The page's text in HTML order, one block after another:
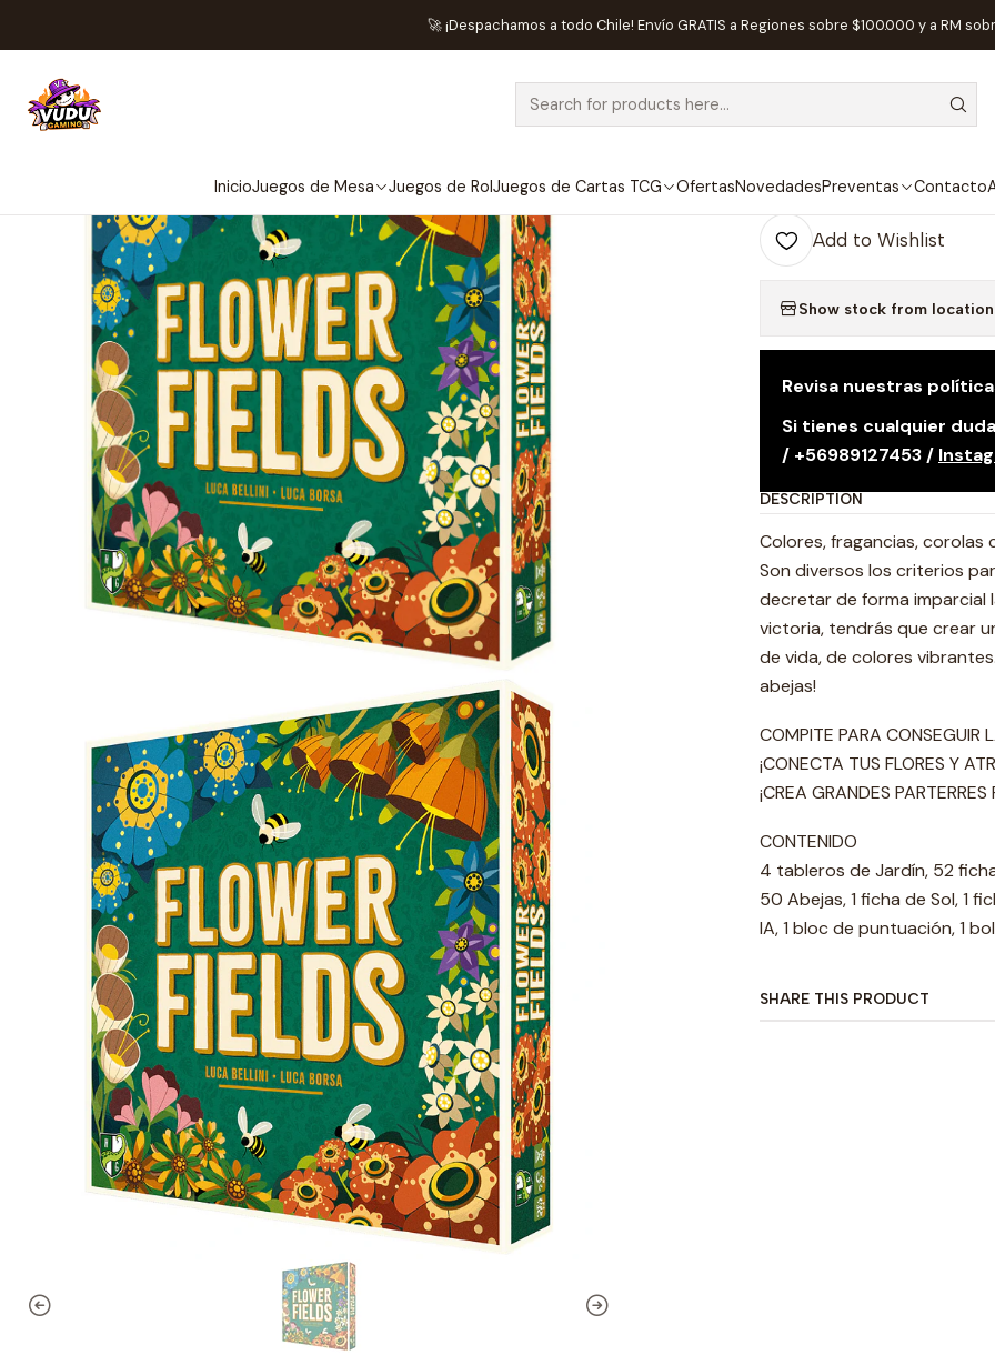
InicioJuegos de Mesa Juegos de RolJuegos de Cartas TCG OfertasNovedadesPreventas Contacto
🚀 ¡Despachamos a todo Chile! Envío GRATIS a Regiones sobre $100.000 y a RM
Home Preventas Preventa - Flower Fields - Español
¡PREVENTA! Preventa -
Quantity
Add to Wishlist
Show stock from
Revisa nuestras
Si tienes cualquier
/ +56989127453 /
DESCRIPTION
Colores, fragancias, corolas
Son diversos los criterios
decretar de forma imparcial
victoria, tendrás que crear
de vida, de colores
abejas!
COMPITE PARA CONSEGUIR
¡CONECTA TUS FLORES Y
¡CREA GRANDES
CONTENIDO
4 tableros de Jardín, 52
50 Abejas, 1 ficha de Sol, 1
IA, 1 bloc de puntuación, 1
SHARE THIS PRODUCT